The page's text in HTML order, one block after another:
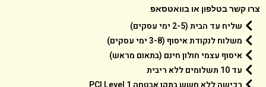
קשר בטלפון או בוואטסאפ
שליח עד הבית (2-5 ימי עסקים)
משלוח לנקודת איסוף (3-8 ימי עסקים)
איסוף עצמי חולון חינם (בתאום מראש)
עד 10 תשלומים ללא ריבית